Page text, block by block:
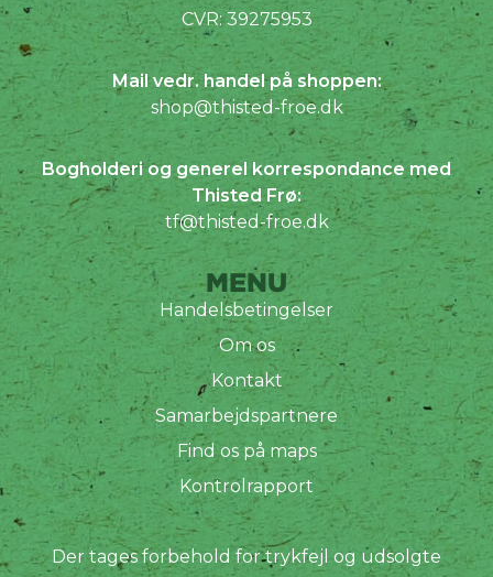
CVR: 39275953
Mail vedr. handel på shoppen:
shop@thisted-froe.dk
Bogholderi og generel korrespondance med
Thisted Frø:
tf@thisted-froe.dk
MENU
Handelsbetingelser
Om os
Kontakt
Samarbejdspartnere
Find os på maps
Kontrolrapport
Der tages forbehold for trykfejl og udsolgte